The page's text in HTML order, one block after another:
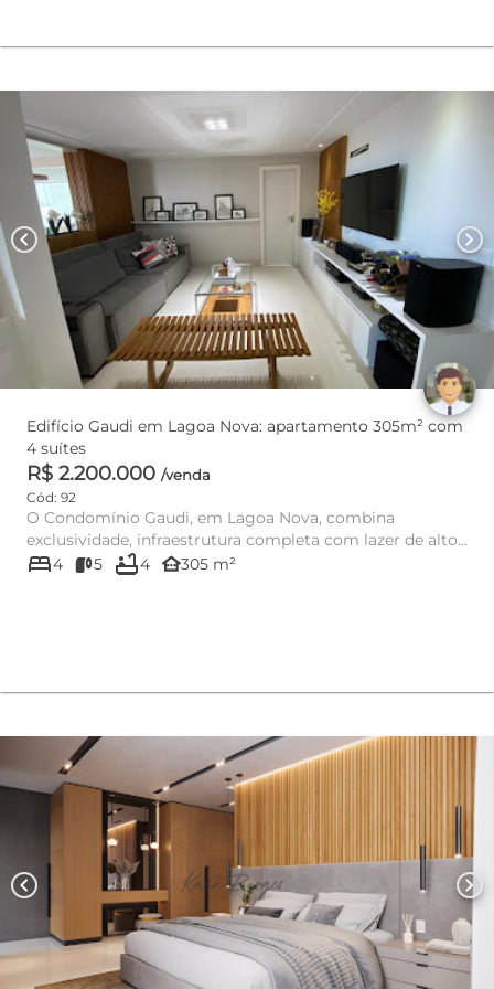
chevron_left chevron_right
Edifício Gaudi em Lagoa Nova: apartamento 305m² com
4 suítes
R$ 2.200.000 /venda
Cód: 92
O Condomínio Gaudi, em Lagoa Nova, combina
exclusividade, infraestrutura completa com lazer de alto
padrão e total segu...
bed4 5 bathtub4 other_houses305 m²
chevron_left chevron_right